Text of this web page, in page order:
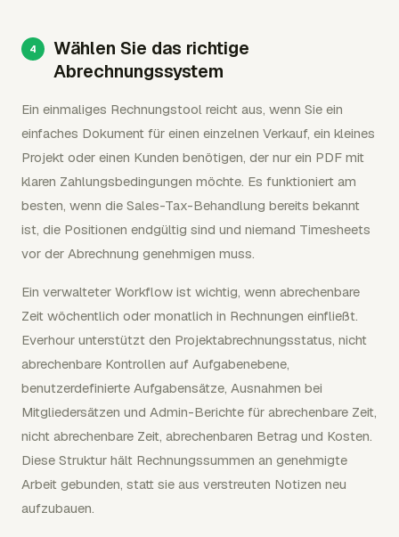
Wählen Sie das richtige
Abrechnungssystem
Ein einmaliges Rechnungstool reicht aus, wenn Sie ein
einfaches Dokument für einen einzelnen Verkauf, ein kleines
Projekt oder einen Kunden benötigen, der nur ein PDF mit
klaren Zahlungsbedingungen möchte. Es funktioniert am
besten, wenn die Sales-Tax-Behandlung bereits bekannt
ist, die Positionen endgültig sind und niemand Timesheets
vor der Abrechnung genehmigen muss.
Ein verwalteter Workflow ist wichtig, wenn abrechenbare
Zeit wöchentlich oder monatlich in Rechnungen einfließt.
Everhour unterstützt den Projektabrechnungsstatus, nicht
abrechenbare Kontrollen auf Aufgabenebene,
benutzerdefinierte Aufgabensätze, Ausnahmen bei
Mitgliedersätzen und Admin-Berichte für abrechenbare Zeit,
nicht abrechenbare Zeit, abrechenbaren Betrag und Kosten.
Diese Struktur hält Rechnungssummen an genehmigte
Arbeit gebunden, statt sie aus verstreuten Notizen neu
aufzubauen.